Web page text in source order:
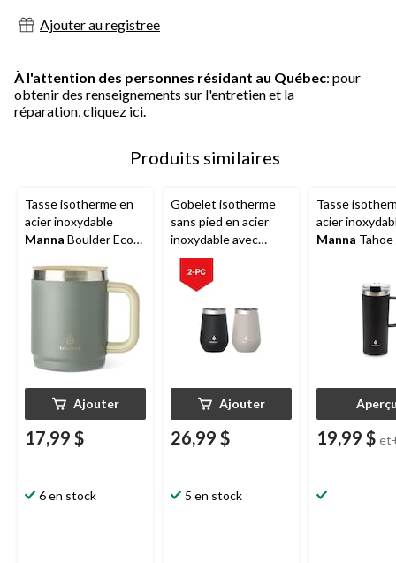
Ajouter au registree
À l'attention des personnes résidant au Québec: pour
obtenir des renseignements sur l'entretien et la
réparation,cliquez ici.
Produits similaires
Tasse isotherme en
acier inoxydable
Manna Boulder Eco
14 oz
Ajouter
17,99 $
6 en stock
Gobelet isotherme
sans pied en acier
inoxydable avec
couvercle anti-
éclaboussures
Manna
355 mL, paq. 2
Ajouter
26,99 $
5 en stock
Tasse
acier
Manna
19,99 $